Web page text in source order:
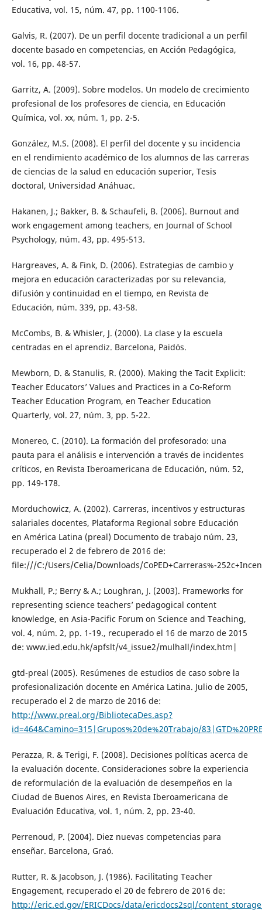
Educativa, vol. 15, núm. 47, pp. 1100-1106.
Galvis, R. (2007). De un perfil docente tradicional a un perfil
docente basado en competencias, en Acción Pedagógica,
vol. 16, pp. 48-57.
Garritz, A. (2009). Sobre modelos. Un modelo de crecimiento
profesional de los profesores de ciencia, en Educación
Química, vol. xx, núm. 1, pp. 2-5.
González, M.S. (2008). El perfil del docente y su incidencia
en el rendimiento académico de los alumnos de las carreras
de ciencias de la salud en educación superior, Tesis
doctoral, Universidad Anáhuac.
Hakanen, J.; Bakker, B. & Schaufeli, B. (2006). Burnout and
work engagement among teachers, en Journal of School
Psychology, núm. 43, pp. 495-513.
Hargreaves, A. & Fink, D. (2006). Estrategias de cambio y
mejora en educación caracterizadas por su relevancia,
difusión y continuidad en el tiempo, en Revista de
Educación, núm. 339, pp. 43-58.
McCombs, B. & Whisler, J. (2000). La clase y la escuela
centradas en el aprendiz. Barcelona, Paidós.
Mewborn, D. & Stanulis, R. (2000). Making the Tacit Explicit:
Teacher Educators’ Values and Practices in a Co-Reform
Teacher Education Program, en Teacher Education
Quarterly, vol. 27, núm. 3, pp. 5-22.
Monereo, C. (2010). La formación del profesorado: una
pauta para el análisis e intervención a través de incidentes
críticos, en Revista Iberoamericana de Educación, núm. 52,
pp. 149-178.
Morduchowicz, A. (2002). Carreras, incentivos y estructuras
salariales docentes, Plataforma Regional sobre Educación
en América Latina (preal) Documento de trabajo núm. 23,
recuperado el 2 de febrero de 2016 de:
file:///C:/Users/Celia/Downloads/CoPED+Carreras%-
Mukhall, P.; Berry & A.; Loughran, J. (2003). Frameworks for
representing science teachers’ pedagogical content
knowledge, en Asia-Pacific Forum on Science and Teaching,
vol. 4, núm. 2, pp. 1-19., recuperado el 16 de marzo de 2015
de: www.ied.edu.hk/apfslt/v4_issue2/mulhall/index.htm|
gtd-preal (2005). Resúmenes de estudios de caso sobre la
profesionalización docente en América Latina. Julio de 2005,
recuperado el 2 de marzo de 2016 de:
http://www.preal.org/BibliotecaDes.asp?
id=464&Camino=315|Grupos%20de%20Trabajo/
Perazza, R. & Terigi, F. (2008). Decisiones políticas acerca de
la evaluación docente. Consideraciones sobre la experiencia
de reformulación de la evaluación de desempeños en la
Ciudad de Buenos Aires, en Revista Iberoamericana de
Evaluación Educativa, vol. 1, núm. 2, pp. 23-40.
Perrenoud, P. (2004). Diez nuevas competencias para
enseñar. Barcelona, Graó.
Rutter, R. & Jacobson, J. (1986). Facilitating Teacher
Engagement, recuperado el 20 de febrero de 2016 de:
http://eric.ed.gov/ERICDocs/data/ericdocs2sql/